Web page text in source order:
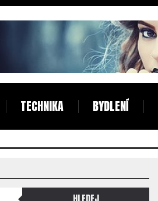
TECHNIKA BYDLENÍ